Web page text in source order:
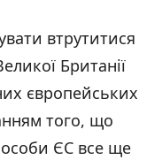
втрутитися
Британії
європейських
того, що
особи ЄС все ще